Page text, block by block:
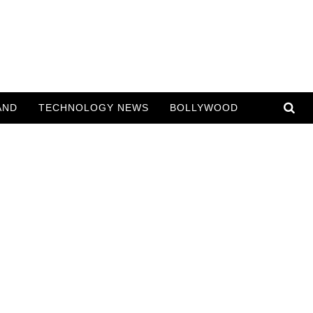
TECHNOLOGY NEWS BOLLYWOOD